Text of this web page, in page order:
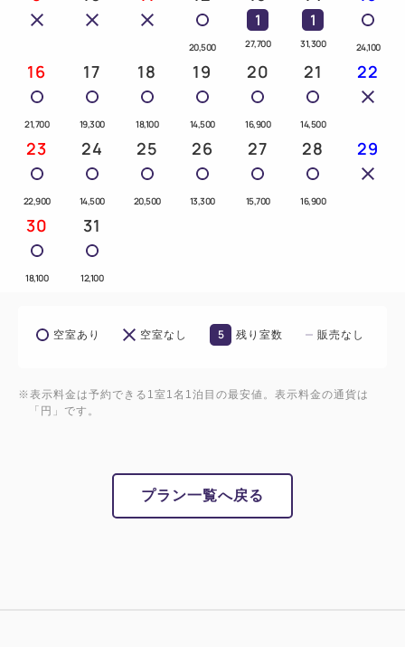
20,500
1
27,700
1
31,300 24,100
16
21,700
17
19,300
18
18,100
19
14,500
20
16,900
21
14,500
22
23
22,900
24
14,500
25
20,500
26
13,300
27
15,700
28
16,900
29
30
18,100
31
12,100
空室あり 空室なし 5 残り室数 販売なし
※表示料金は予約できる1室1名1泊目の最安値。表示料金の通貨は
「円」です。
プラン一覧へ戻る